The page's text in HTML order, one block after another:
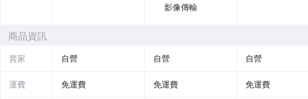
影像傳輸
商品資訊
賣家 自營 自營 自營
運費 免運費 免運費 免運費